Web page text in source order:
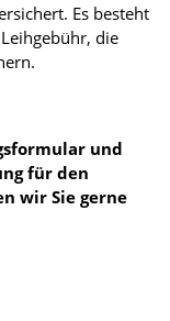
Es besteht
die
und
für den
wir Sie gerne